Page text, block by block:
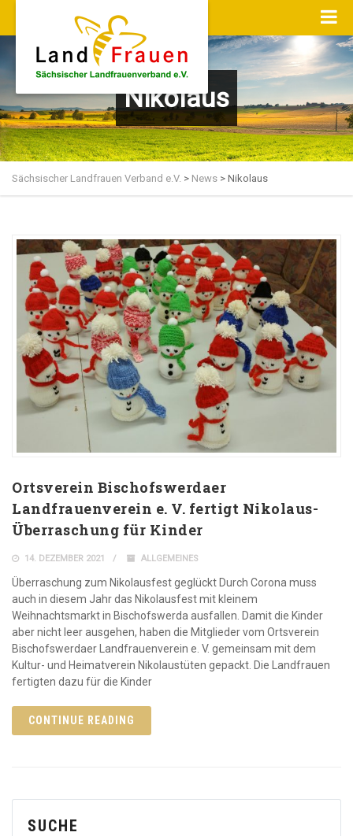
Nikolaus
Sächsischer Landfrauen Verband e.V. > News > Nikolaus
Ortsverein Bischofswerdaer
Landfrauenverein e. V. fertigt Nikolaus-
Überraschung für Kinder
14. DEZEMBER 2021 ALLGEMEINES
Überraschung zum Nikolausfest geglückt Durch Corona muss
auch in diesem Jahr das Nikolausfest mit kleinem
Weihnachtsmarkt in Bischofswerda ausfallen. Damit die Kinder
aber nicht leer ausgehen, haben die Mitglieder vom Ortsverein
Bischofswerdaer Landfrauenverein e. V. gemeinsam mit dem
Kultur- und Heimatverein Nikolaustüten gepackt. Die Landfrauen
fertigten dazu für die Kinder
CONTINUE READING
SUCHE